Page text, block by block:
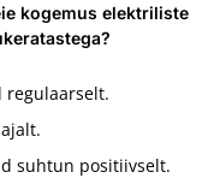
kogemus elektriliste
regulaarselt.
suhtun positiivselt.